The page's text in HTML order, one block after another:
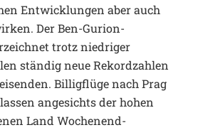
Entwicklungen aber auch
Der Ben-Gurion-
trotz niedriger
ständig neue Rekordzahlen
Billigflüge nach Prag
angesichts der hohen
Land Wochenend-